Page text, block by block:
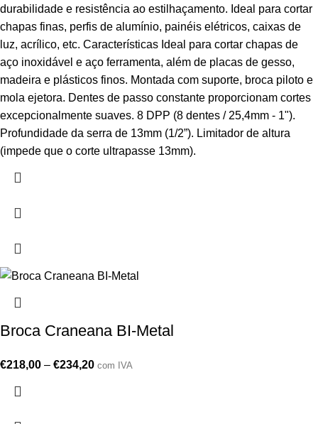
durabilidade e resistência ao estilhaçamento. Ideal para cortar
chapas finas, perfis de alumínio, painéis elétricos, caixas de
luz, acrílico, etc. Características Ideal para cortar chapas de
aço inoxidável e aço ferramenta, além de placas de gesso,
madeira e plásticos finos. Montada com suporte, broca piloto e
mola ejetora. Dentes de passo constante proporcionam cortes
excepcionalmente suaves. 8 DPP (8 dentes / 25,4mm - 1").
Profundidade da serra de 13mm (1/2”). Limitador de altura
(impede que o corte ultrapasse 13mm).
Broca Craneana BI-Metal
€218,00 – €234,20 com IVA